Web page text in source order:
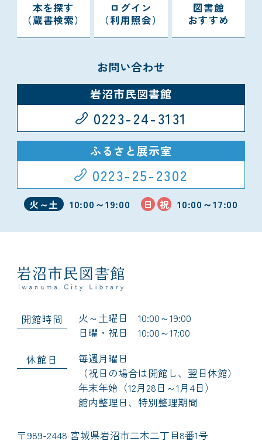
本を探す
（蔵書検索）
ログイン
（利用照会）
図書館
おすすめ
お問い合わせ
岩沼市民図書館
0223-24-3131
ふるさと展示室
0223-25-2302
火～土 10:00～19:00 日 祝 10:00～17:00
開館時間
火～土曜日 10:00～19:00
日曜・祝日 10:00～17:00
休館日
毎週月曜日
（祝日の場合は開館し、翌日休館）
年末年始（12月28日～1月4日）
館内整理日、特別整理期間
〒989-2448 宮城県岩沼市二木二丁目8番1号